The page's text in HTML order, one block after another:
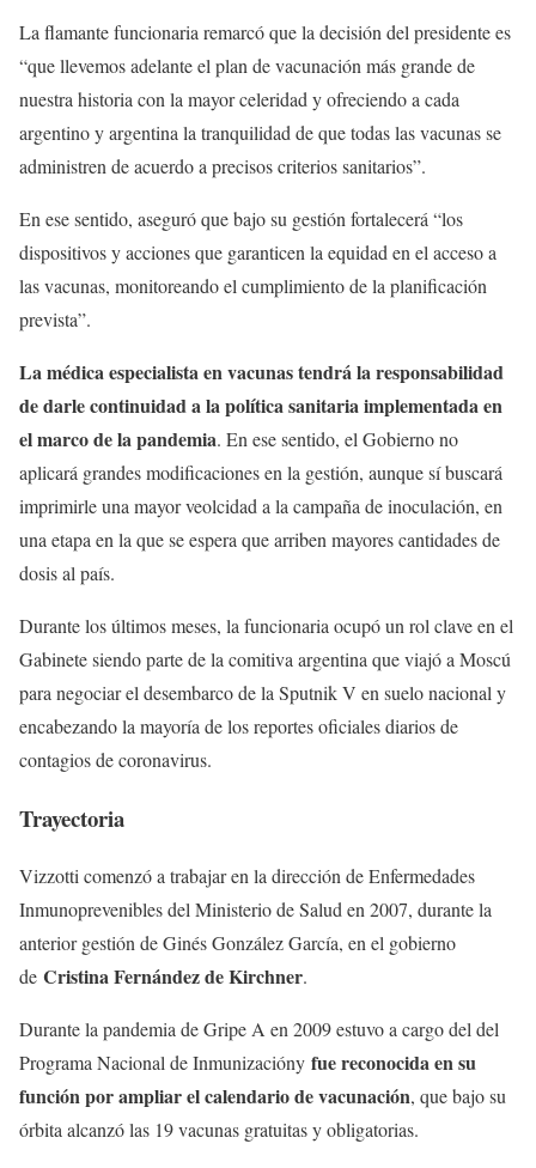
La flamante funcionaria remarcó que la decisión del presidente es
“que llevemos adelante el plan de vacunación más grande de
nuestra historia con la mayor celeridad y ofreciendo a cada
argentino y argentina la tranquilidad de que todas las vacunas se
administren de acuerdo a precisos criterios sanitarios”.
En ese sentido, aseguró que bajo su gestión fortalecerá “los
dispositivos y acciones que garanticen la equidad en el acceso a
las vacunas, monitoreando el cumplimiento de la planificación
prevista”.
La médica especialista en vacunas tendrá la responsabilidad
de darle continuidad a la política sanitaria implementada en
el marco de la pandemia. En ese sentido, el Gobierno no
aplicará grandes modificaciones en la gestión, aunque sí buscará
imprimirle una mayor veolcidad a la campaña de inoculación, en
una etapa en la que se espera que arriben mayores cantidades de
dosis al país.
Durante los últimos meses, la funcionaria ocupó un rol clave en el
Gabinete siendo parte de la comitiva argentina que viajó a Moscú
para negociar el desembarco de la Sputnik V en suelo nacional y
encabezando la mayoría de los reportes oficiales diarios de
contagios de coronavirus.
Trayectoria
Vizzotti comenzó a trabajar en la dirección de Enfermedades
Inmunoprevenibles del Ministerio de Salud en 2007, durante la
anterior gestión de Ginés González García, en el gobierno
de Cristina Fernández de Kirchner.
Durante la pandemia de Gripe A en 2009 estuvo a cargo del del
Programa Nacional de Inmunizacióny fue reconocida en su
función por ampliar el calendario de vacunación, que bajo su
órbita alcanzó las 19 vacunas gratuitas y obligatorias.